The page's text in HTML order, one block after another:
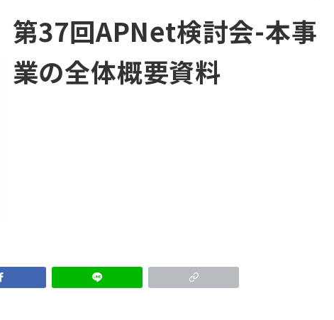
第37回APNet検討会-本事
業の全体概要資料